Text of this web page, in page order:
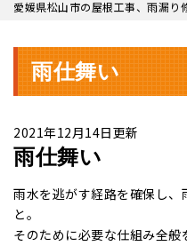
content
愛媛県松山市の屋根工事、雨漏り
雨仕舞い
2021年12月14日更新
雨仕舞い
雨水を逃がす経路を確保し、
と。
そのために必要な仕組み全般